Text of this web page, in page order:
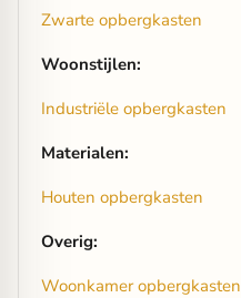
Zwarte opbergkasten
Woonstijlen:
Industriële opbergkasten
Materialen:
Houten opbergkasten
Overig:
Woonkamer opbergkasten